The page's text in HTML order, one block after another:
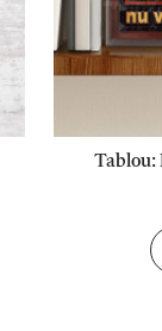
Tablou: